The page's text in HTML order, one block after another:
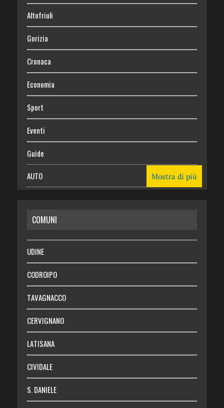
Altofriuli
Gorizia
Cronaca
Economia
Sport
Eventi
Guide
AUTO
RISPARMIO
SALUTE
Necrologie
Chi siamo
Abbonati
Login
Mostra di più
COMUNI
UDINE
CODROIPO
TAVAGNACCO
CERVIGNANO
LATISANA
CIVIDALE
S. DANIELE